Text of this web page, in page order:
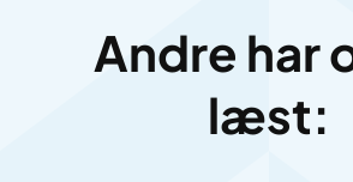
Andre har
læst: